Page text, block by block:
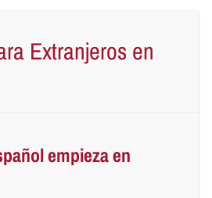
Extranjeros en
empieza en